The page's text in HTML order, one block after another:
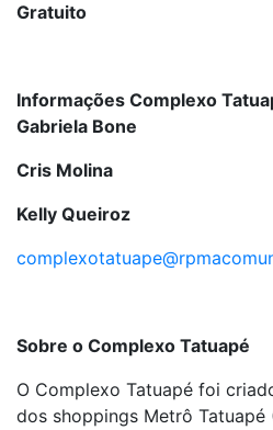
Gratuito
Informações Complexo
Gabriela Bone
Cris Molina
Kelly Queiroz
Sobre o Complexo Tatuapé
O Complexo Tatuapé foi
dos shoppings Metrô Tatuapé